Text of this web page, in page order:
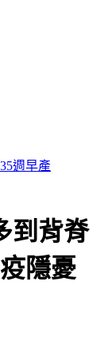
半邊臉被砸爛
到背脊
隱憂